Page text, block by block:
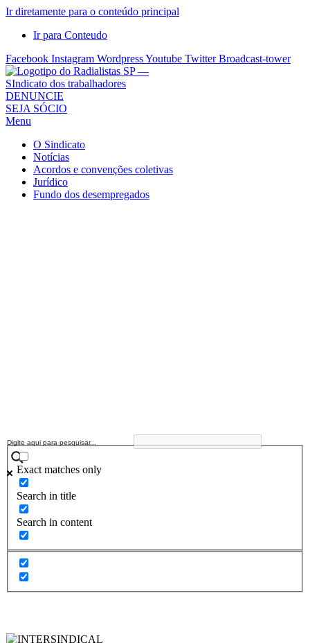
Ir diretamente para o conteúdo principal
Ir para Conteudo
Facebook Instagram WordpressYoutube Twitter Broadcast-tower
Sindicato
dos
Radialistas
São
Paulo
Sindicato
DENUNCIE
SEJA SÓCIO
Menu
O Sindicato
Notícias
Acordos e convenções coletivas
Jurídico
Fundo dos desempregados
Exact matches only
Search in title
Search in content